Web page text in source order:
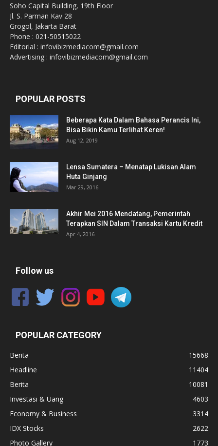
Soho Capital Building, 19th Floor
Jl. S. Parman Kav 28
Grogol, Jakarta Barat
Phone : 021-50515022
Editorial : infovibizmediacom@gmail.com
Advertising : infovibizmediacom@gmail.com
POPULAR POSTS
Beberapa Kata Dalam Bahasa Perancis Ini,
Bisa Bikin Kamu Terlihat Keren!
Aug 12, 2019
Lensa Sumatera – Menatap Lukisan Alam
Huta Ginjang
Mar 29, 2016
Akhir Mei 2016 Mendatang, Pemerintah
Terapkan SIN Dalam Transaksi Kartu Kredit
Apr 4, 2016
Follow us
POPULAR CATEGORY
Berita
15668
Headline
11404
Berita
10081
Investasi & Uang
4603
Economy & Business
3314
IDX Stocks
2622
Photo Gallery
1773